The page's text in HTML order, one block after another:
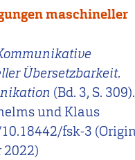
maschineller
Übersetzbarkeit.
(Bd. 3, S. 309).
und Klaus
fsk-3